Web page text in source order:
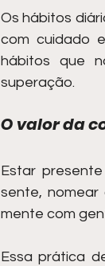
Os hábitos
com cuidado
hábitos que
superação.
O valor da
Estar
sente,
mente com
Essa prática